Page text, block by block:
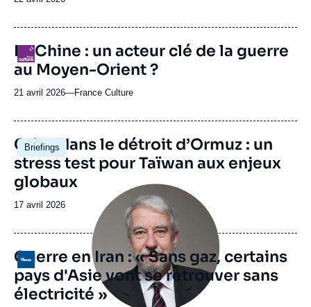
publication
Logo
La Chine : un acteur clé de la guerre
au Moyen-Orient ?
21 avril 2026—Nom
journal,
ou
émission
France Culture
Briefings
Image
principale
Crise dans le détroit d’Ormuz : un
stress test pour Taïwan aux enjeux
globaux
Date
publication
17 avril 2026
Logo
principale
médiatique
Guerre en Iran : « Sans gaz, certains
pays d'Asie vont se retrouver sans
électricité »